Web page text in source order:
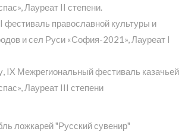
Лауреат II степени.
фестиваль православной культуры и
и сел Руси «София-2021», Лауреат I
IX Межрегиональный фестиваль казачьей
Лауреат III степени
ложкарей "Русский сувенир"